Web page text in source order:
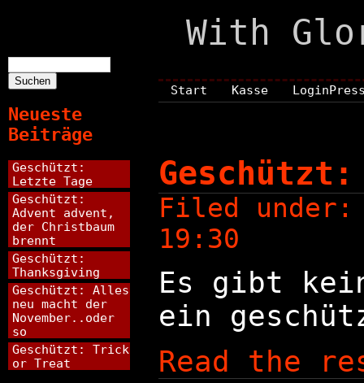
With
Start Kasse
Filed
19:30
Es gibt
ein
Read the
nach:
Neueste
Beiträge
Geschützt:
Letzte Tage
Geschützt:
Advent advent,
der Christbaum
brennt
Geschützt:
Thanksgiving
Geschützt: Alles
neu macht der
November..oder
so
Geschützt: Trick
or Treat